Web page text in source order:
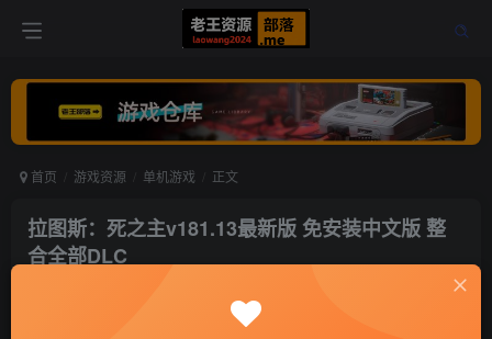
首页 游戏资源 单机游戏 正文
拉图斯：死之主v181.13最新版 免安装中文版 整
合全部DLC